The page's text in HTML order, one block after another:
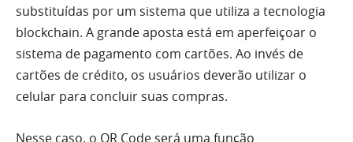
substituídas por um sistema que utiliza a tecnologia
blockchain. A grande aposta está em aperfeiçoar o
sistema de pagamento com cartões. Ao invés de
cartões de crédito, os usuários deverão utilizar o
celular para concluir suas compras.
Nesse caso, o QR Code será uma função